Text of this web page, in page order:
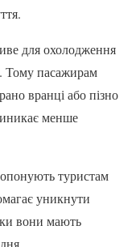
для охолодження
Тому пасажирам
вранці або пізно
менше
туристам
уникнути
вони мають